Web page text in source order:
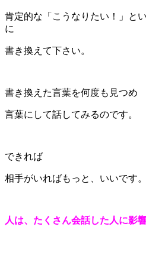
肯定的な「こうなりたい！」と
に
書き換えて下さい。
書き換えた言葉を何度も見つめ
言葉にして話してみるのです。
できれば
相手がいればもっと、いいです。
人は、たくさん会話した人に影